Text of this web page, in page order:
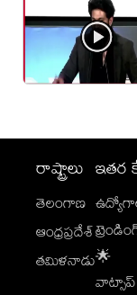
రాష్ట్రాలు
తెలంగాణ
ఆంధ్రప్రదేశ్
తమిళనాడు
ఇతర
🌟
వాట్సాప్